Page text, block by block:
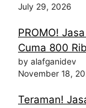
July 29, 2026
PROMO!
Cuma 800
by alafganidev
November 18,
Teraman!